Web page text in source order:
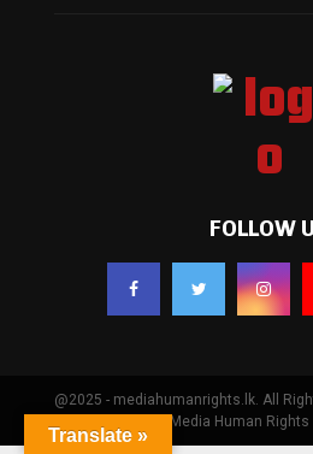
FOLLOW
@2025 - mediahumanrights.lk. All
Developed by Media Human
Translate »